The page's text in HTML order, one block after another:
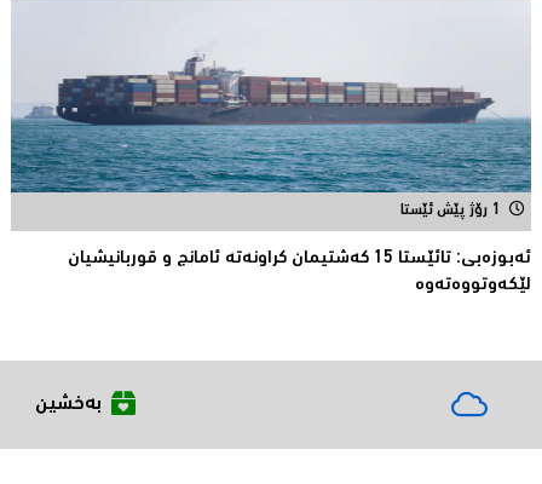
1 رۆژ پێش ئێستا
ئەبوزەبی: تائێستا 15 كەشتیمان كراونەتە ئامانج و قوربانیشیان
لێكەوتووەتەوە
بەخشین